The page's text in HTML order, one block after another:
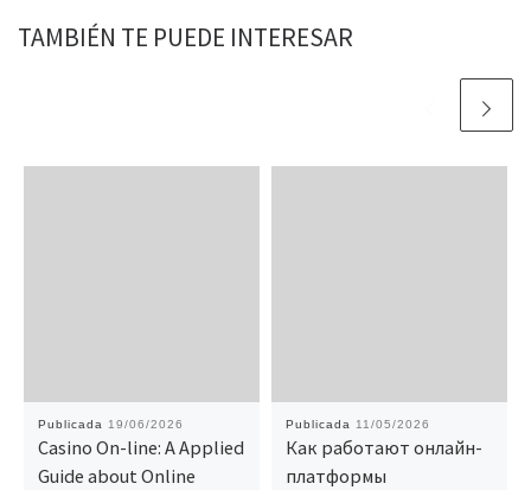
TAMBIÉN TE PUEDE INTERESAR
Publicada 19/06/2026
Casino On-line: A Applied
Guide about Online
Publicada 11/05/2026
Как работают онлайн-
платформы